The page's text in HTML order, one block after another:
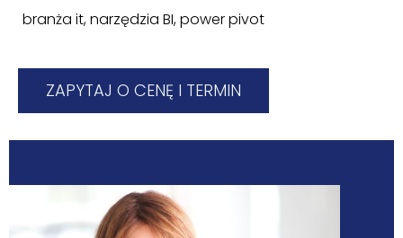
branża it,narzędzia BI,power pivot
ZAPYTAJ O CENĘ I TERMIN